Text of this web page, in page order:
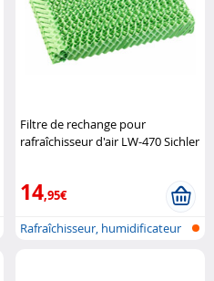
Filtre de rechange pour
rafraîchisseur d'air LW-470 Sichler
14,95€
Rafraîchisseur, humidificateur